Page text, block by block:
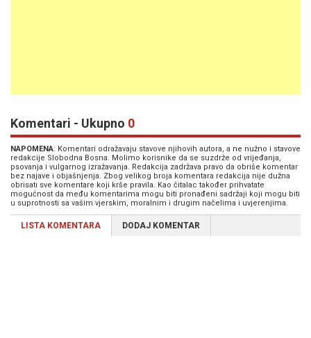
Komentari - Ukupno 0
NAPOMENA: Komentari odražavaju stavove njihovih autora, a ne nužno i stavove
redakcije Slobodna Bosna. Molimo korisnike da se suzdrže od vrijeđanja,
psovanja i vulgarnog izražavanja. Redakcija zadržava pravo da obriše komentar
bez najave i objašnjenja. Zbog velikog broja komentara redakcija nije dužna
obrisati sve komentare koji krše pravila. Kao čitalac također prihvatate
mogućnost da među komentarima mogu biti pronađeni sadržaji koji mogu biti
u suprotnosti sa vašim vjerskim, moralnim i drugim načelima i uvjerenjima.
LISTA KOMENTARA DODAJ KOMENTAR